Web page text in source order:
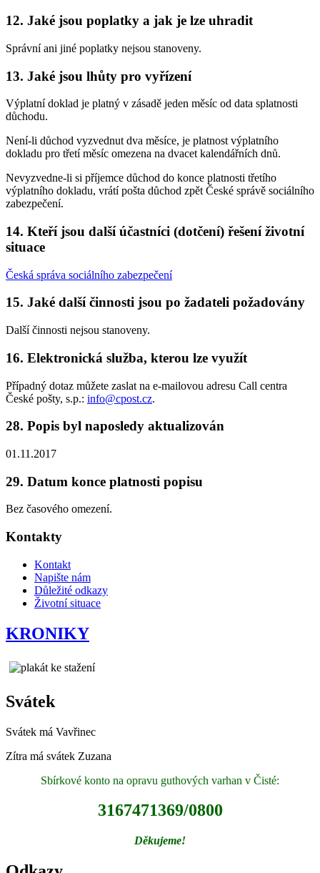
12. Jaké jsou poplatky a jak je lze uhradit
Správní ani jiné poplatky nejsou stanoveny.
13. Jaké jsou lhůty pro vyřízení
Výplatní doklad je platný v zásadě jeden měsíc od data splatnosti
důchodu.
Není-li důchod vyzvednut dva měsíce, je platnost výplatního
dokladu pro třetí měsíc omezena na dvacet kalendářních dnů.
Nevyzvedne-li si příjemce důchod do konce platnosti třetího
výplatního dokladu, vrátí pošta důchod zpět České správě sociálního
zabezpečení.
14. Kteří jsou další účastníci (dotčení) řešení životní
situace
Česká správa sociálního zabezpečení
15. Jaké další činnosti jsou po žadateli požadovány
Další činnosti nejsou stanoveny.
16. Elektronická služba, kterou lze využít
Případný dotaz můžete zaslat na e-mailovou adresu Call centra
České pošty, s.p.: info@cpost.cz.
28. Popis byl naposledy aktualizován
01.11.2017
29. Datum konce platnosti popisu
Bez časového omezení.
Kontakty
Kontakt
Napište nám
Důležité odkazy
Životní situace
KRONIKY
Svátek
Svátek má Vavřinec
Zítra má svátek Zuzana
Sbírkové konto na opravu guthových varhan v Čisté:
3167471369/0800
Děkujeme!